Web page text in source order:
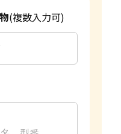
(複数入力可)